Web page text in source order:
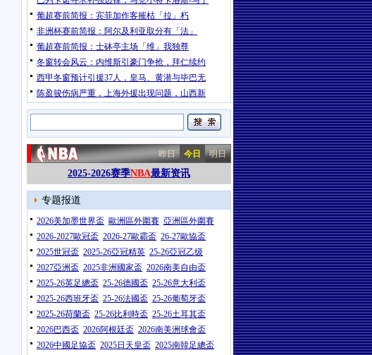
葡超赛前简报：宾菲加作客摧枯「拉」朽
非洲杯赛前简报：阿尔及利亚取分有「法」
葡超赛前简报：士砵亭主场「维」我独尊
冬窗转会风云：内维斯引豪门争抢，拜仁续约
西甲冬窗预计引援37人，皇马、黄潜与毕巴无
陈盈骏伤病严重，上海外援出现问题，山西新
昨日 今日 明日
2025-2026赛季NBA最新资讯
专题报道
2026美加墨世界盃 歐洲區外圍賽 亞洲區外圍賽
2026-2027歐冠盃 2026-27歐霸盃 26-27歐協盃
2025世冠盃 2025-26亞冠精英 25-26亞冠乙级
2027亞洲盃 2025非洲國家盃 2026南美自由盃
2025-26英足總盃 25-26德國盃 25-26意大利盃
2025-26西班牙盃 25-26法國盃 25-26葡萄牙盃
2025-26荷蘭盃 25-26比利時盃 25-26土耳其盃
2026巴西盃 2026阿根廷盃 2026南美洲球會盃
2026中國足協盃 2025日天皇盃 2025南韓足總盃